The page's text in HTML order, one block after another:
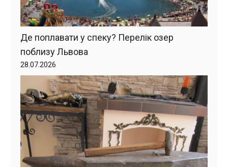
Де поплавати у спеку? Перелік озер
поблизу Львова
28.07.2026